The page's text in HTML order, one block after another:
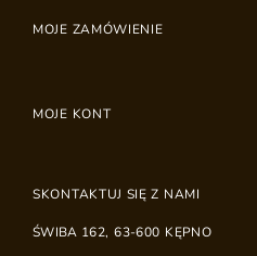
MOJE ZAMÓWIENIE
MOJE KONT
SKONTAKTUJ SIĘ Z NAMI
ŚWIBA 162, 63-600 KĘPNO